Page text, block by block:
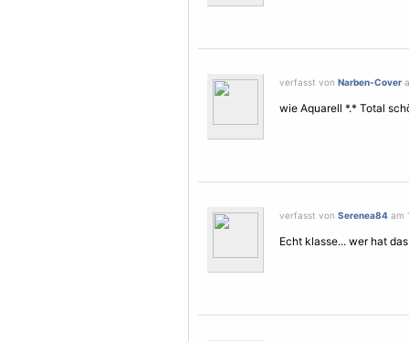
verfasst von Narben-Cover
wie Aquarell *.* Total
verfasst von Serenea84 am
Echt klasse... wer hat